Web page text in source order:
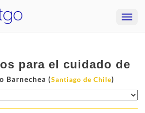
para el cuidado de
Barnechea (Santiago de Chile)